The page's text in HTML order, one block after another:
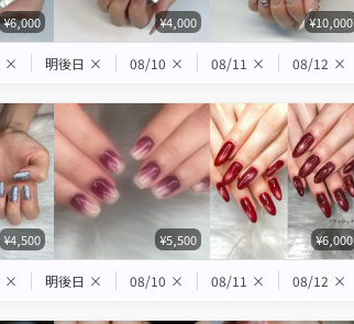
¥6,000 ¥4,000 ¥10,000
× 明後日 × 08/10 × 08/11 × 08/12 ×
¥4,500 ¥5,500 ¥6,000
× 明後日 × 08/10 × 08/11 × 08/12 ×